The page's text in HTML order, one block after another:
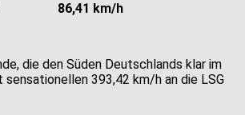
86,41 km/h
die den Süden Deutschlands klar im
sensationellen 393,42 km/h an die LSG